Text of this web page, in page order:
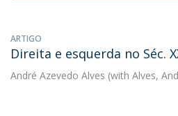
ARTIGO
Direita e esquerda no Séc.
André Azevedo Alves (with Alves,